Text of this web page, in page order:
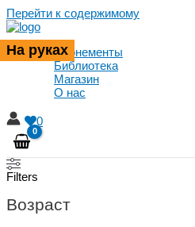
Перейти к содержимому
Абонементы
Библиотека
Магазин
О нас
0
Filters
Возраст
На руках
На руках
На руках